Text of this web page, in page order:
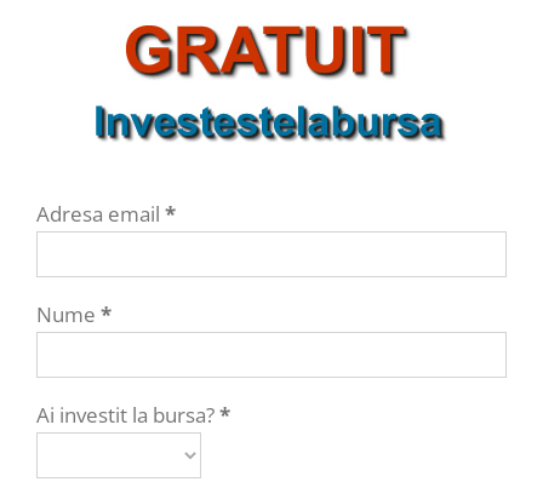
Adresa email *
Nume *
Ai investit la bursa?*